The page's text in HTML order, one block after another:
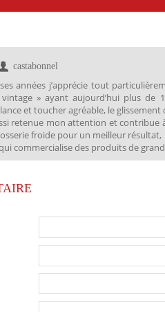
castabonnel
années j’apprécie tout
» ayant aujourd’hui plus de
et toucher agréable, le
retenue mon attention et contribue
froide pour un meilleur résultat,
commercialise des produits de